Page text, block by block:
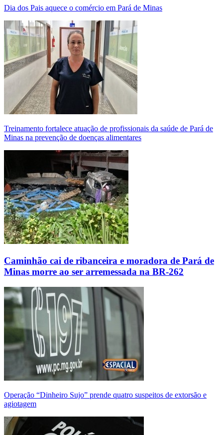
Dia dos Pais aquece o comércio em Pará de Minas
Treinamento fortalece atuação de profissionais da saúde de Pará de
Minas na prevenção de doenças alimentares
Caminhão cai de ribanceira e moradora de Pará de
Minas morre ao ser arremessada na BR-262
Operação “Dinheiro Sujo” prende quatro suspeitos de extorsão e
agiotagem